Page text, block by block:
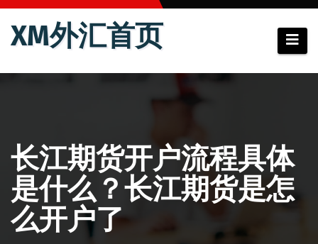
跳
XM外汇首页
长江期货开户流程具体
是什么？长江期货是怎
么开户了